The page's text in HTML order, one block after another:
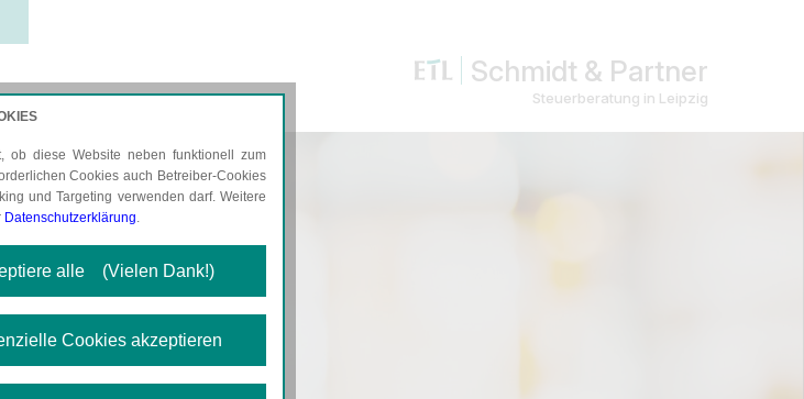
Schmidt & Partner
Steuerberatung in Leipzig
KARRIERE
ob diese Website neben funktionell zum
Cookies auch Betreiber-Cookies
und Targeting verwenden darf. Weitere
Datenschutzerklärung.
alle (Vielen Dank!)
Cookies akzeptieren